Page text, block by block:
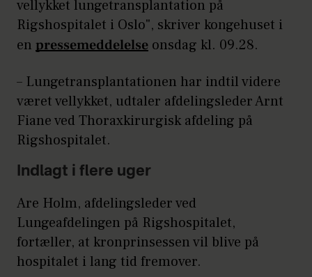
vellykket lungetransplantation på
Rigshospitalet i Oslo", skriver kongehuset i
en pressemeddelelse onsdag kl. 09.28.
– Lungetransplantationen har indtil videre
været vellykket, udtaler afdelingsleder Arnt
Fiane ved Thoraxkirurgisk afdeling på
Rigshospitalet.
Indlagt i flere uger
Are Holm, afdelingsleder ved
Lungeafdelingen på Rigshospitalet,
fortæller, at kronprinsessen vil blive på
hospitalet i lang tid fremover.